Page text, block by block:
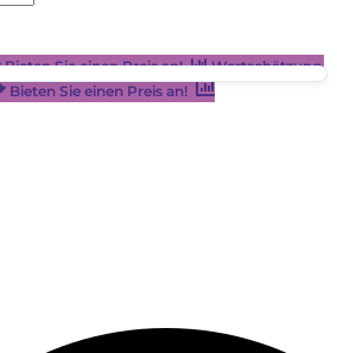
Bieten Sie einen Preis an!
Wertschätzung
Bieten Sie einen Preis an!